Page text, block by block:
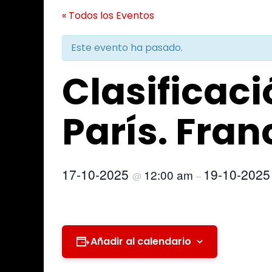
« Todos los Eventos
Este evento ha pasado.
París.
17-10-2025 @ 12:00 am – 19-10-2025
Añadir al calendario